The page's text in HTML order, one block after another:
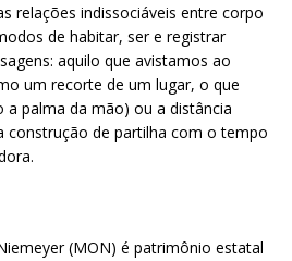
relações indissociáveis entre corpo
de habitar, ser e registrar
aquilo que avistamos ao
um recorte de um lugar, o que
palma da mão) ou a distância
construção de partilha com o tempo
(MON) é patrimônio estatal